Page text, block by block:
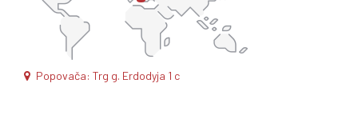
Popovača: Trg g. Erdodyja 1 c